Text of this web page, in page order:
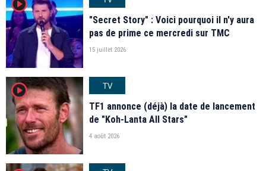
"Secret Story" : Voici pourquoi il n'y aura
pas de prime ce mercredi sur TMC
15 juillet 2026
player2
TV
TF1 annonce (déjà) la date de lancement
de "Koh-Lanta All Stars"
4 août 2026